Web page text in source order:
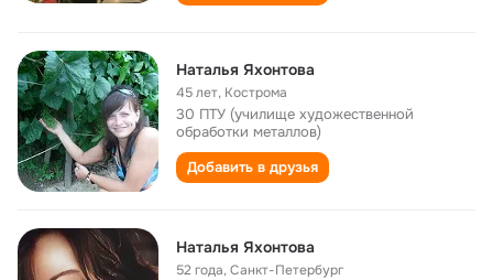
Наталья Яхонтова
45 лет, Кострома
30 ПТУ (училище художественной
обработки металлов)
Добавить в друзья
Наталья Яхонтова
52 года,Санкт-Петербург